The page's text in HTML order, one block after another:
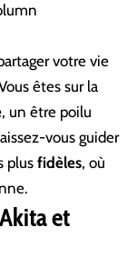
votre vie
êtes sur la
, un être poilu
vous guider
plus fidèles, où
et